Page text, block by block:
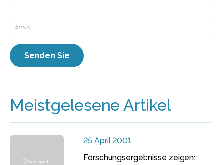
Meistgelesene Artikel
25 April 2001
Forschungsergebnisse zeigen: